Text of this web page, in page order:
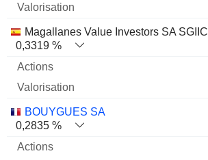
Magallanes Value Investors SA SGIIC
0,3319 %
BOUYGUES SA
0,2835 %